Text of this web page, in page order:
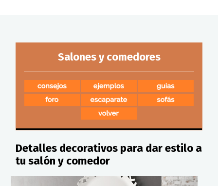
Salones y comedores
Detalles decorativos para dar estilo a
tu salón y comedor